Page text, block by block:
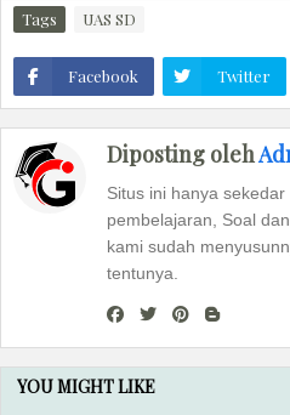
Tags UAS SD
Facebook Twitter
Diposting oleh
Situs ini hanya
pembelajaran, Soal
kami sudah
tentunya.
YOU MIGHT LIKE